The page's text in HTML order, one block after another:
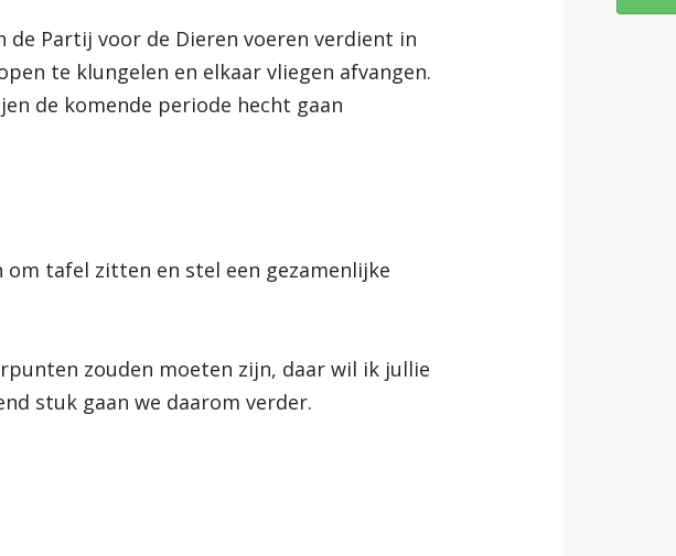
de Partij voor de Dieren voeren verdient in
te klungelen en elkaar vliegen afvangen.
de komende periode hecht gaan
om tafel zitten en stel een gezamenlijke
zouden moeten zijn, daar wil ik jullie
stuk gaan we daarom verder.